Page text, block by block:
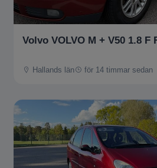
Volvo VOLVO M + V50 1.8 F
Hallands län för 14 timmar sedan